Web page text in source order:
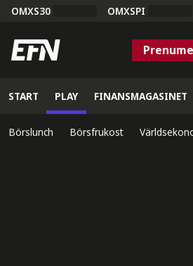
OMXS30 OMXSPI
START PLAY FINANSMAGASINET
Börslunch Börsfrukost